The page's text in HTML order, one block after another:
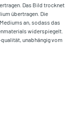
Das Bild trocknet
übertragen. Die
an, sodass das
widerspiegelt.
unabhängig vom